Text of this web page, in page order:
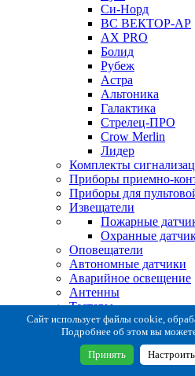
Си-Норд
ВС ВЕКТОР-АР
AX PRO
Болид
Рубеж
Астра
Альтоника
Галактика
Стрелец-ПРО
Crow Merlin
Лидер
Комплекты
Приборы приемно-
Приборы для
Извещатели
Пожарные
Охранные
Оповещатели
Автономные датчики
Аварийное освещение
Антенны
Тестеры
Система сбора
Расходные и
Коробки
Кронштейны для
Сайт использует файлы cookie,
Подробнее об этом вы
Принять Настроить